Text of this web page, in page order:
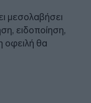
μεσολαβήσει
ειδοποίηση,
οφειλή θα